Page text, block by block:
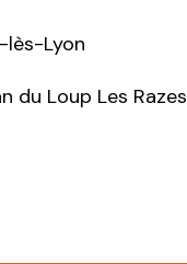
lès-Lyon
du Loup Les Razes